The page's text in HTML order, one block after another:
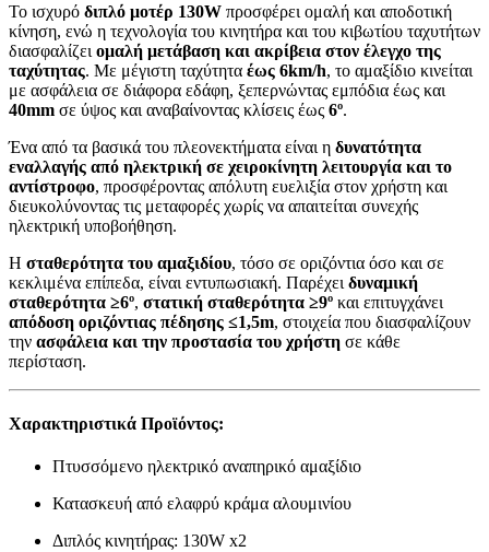
Το ισχυρό διπλό μοτέρ 130W προσφέρει ομαλή και αποδοτική
κίνηση, ενώ η τεχνολογία του κινητήρα και του κιβωτίου ταχυτήτων
διασφαλίζει ομαλή μετάβαση και ακρίβεια στον έλεγχο της
ταχύτητας. Με μέγιστη ταχύτητα έως 6km/h, το αμαξίδιο κινείται
με ασφάλεια σε διάφορα εδάφη, ξεπερνώντας εμπόδια έως και
40mm σε ύψος και αναβαίνοντας κλίσεις έως 6º.
Ένα από τα βασικά του πλεονεκτήματα είναι η δυνατότητα
εναλλαγής από ηλεκτρική σε χειροκίνητη λειτουργία και το
αντίστροφο, προσφέροντας απόλυτη ευελιξία στον χρήστη και
διευκολύνοντας τις μεταφορές χωρίς να απαιτείται συνεχής
ηλεκτρική υποβοήθηση.
Η σταθερότητα του αμαξιδίου, τόσο σε οριζόντια όσο και σε
κεκλιμένα επίπεδα, είναι εντυπωσιακή. Παρέχει δυναμική
σταθερότητα ≥6º, στατική σταθερότητα ≥9º και επιτυγχάνει
απόδοση οριζόντιας πέδησης ≤1,5m, στοιχεία που διασφαλίζουν
την ασφάλεια και την προστασία του χρήστη σε κάθε
περίσταση.
Χαρακτηριστικά Προϊόντος:
Πτυσσόμενο ηλεκτρικό αναπηρικό αμαξίδιο
Κατασκευή από ελαφρύ κράμα αλουμινίου
Διπλός κινητήρας: 130W x2